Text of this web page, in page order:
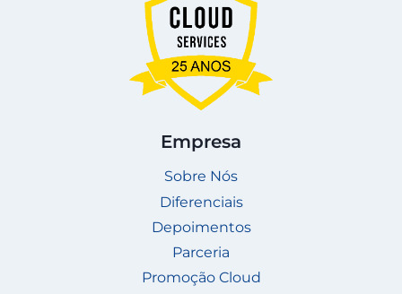
Empresa
Sobre Nós
Diferenciais
Depoimentos
Parceria
Promoção Cloud